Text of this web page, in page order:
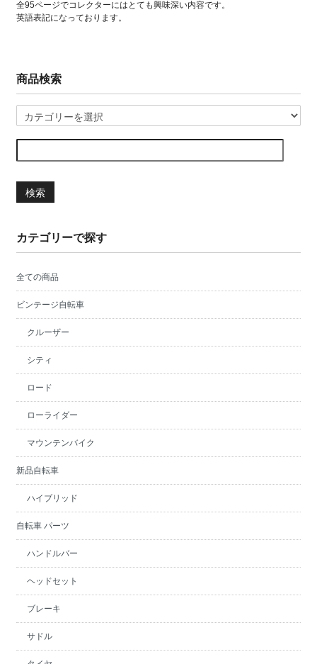
全95ページでコレクターにはとても興味深い内容です。
英語表記になっております。
商品検索
検索
カテゴリーで探す
全ての商品
ビンテージ自転車
クルーザー
シティ
ロード
ローライダー
マウンテンバイク
新品自転車
ハイブリッド
自転車 パーツ
ハンドルバー
ヘッドセット
ブレーキ
サドル